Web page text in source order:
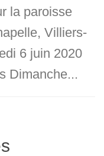
la paroisse
Villiers-
6 juin 2020
Dimanche...